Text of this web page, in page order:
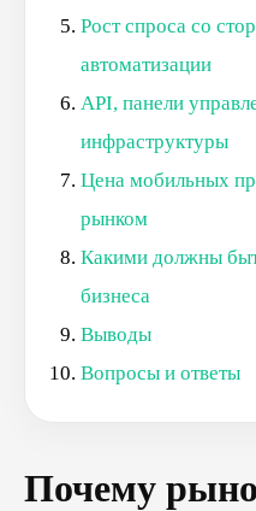
Рост спроса со
автоматизации
API, панели
инфраструктуры
Цена мобильных
рынком
Какими должны
бизнеса
Выводы
Вопросы и ответы
Почему